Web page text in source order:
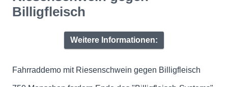
Billigfleisch
Weitere Informationen:
Fahrraddemo mit Riesenschwein gegen Billigfleisch